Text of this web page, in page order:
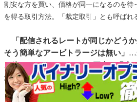
割安な方を買い、価格が同一になるのを待
を得る取引方法。「裁定取引」とも呼ばれ
「配信されるレートが同じかどう
そう簡単なアービトラージは無い」 …
11倍デー”ではこのような不安は現実
が、ユーロ/米ドルの“スワップ９倍
ものとなりつつあるようだったのだ。